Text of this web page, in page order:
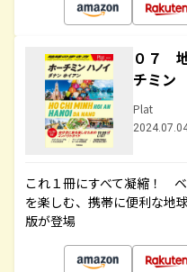
０７
チミ
Plat
これ１冊にすべて凝縮！
を楽しむ、携帯に便利な地
版が登場